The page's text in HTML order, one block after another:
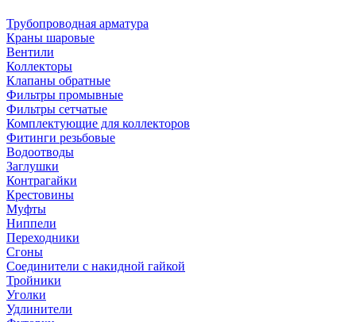
Трубопроводная арматура
Краны шаровые
Вентили
Коллекторы
Клапаны обратные
Фильтры промывные
Фильтры сетчатые
Комплектующие для коллекторов
Фитинги резьбовые
Водоотводы
Заглушки
Контрагайки
Крестовины
Муфты
Ниппели
Переходники
Сгоны
Соединители с накидной гайкой
Тройники
Уголки
Удлинители